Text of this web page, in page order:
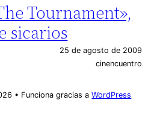
Tournament»,
sicarios
25 de agosto de 2009
cinencuentro
• Funciona gracias aWordPress